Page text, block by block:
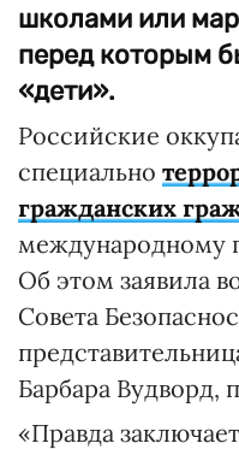
школами или
перед которым
«дети».
Российские
специально
гражданских
международному
Об этом заявила
Совета
Барбара Вудворд,
«Правда